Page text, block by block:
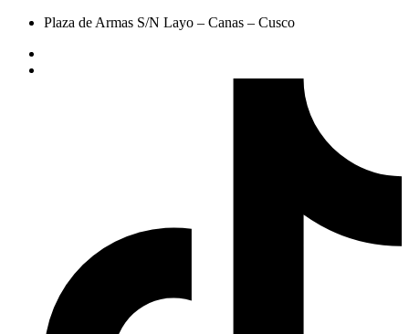
Plaza de Armas S/N Layo – Canas – Cusco